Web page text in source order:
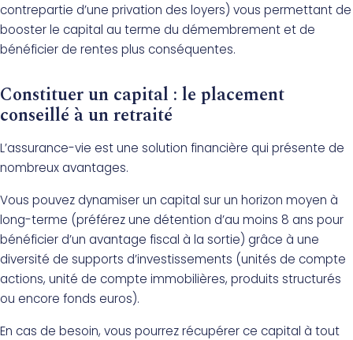
contrepartie d’une privation des loyers) vous permettant de
booster le capital au terme du démembrement et de
bénéficier de rentes plus conséquentes.
Constituer un capital : le placement
conseillé à un retraité
L’assurance-vie est une solution financière qui présente de
nombreux avantages.
Vous pouvez dynamiser un capital sur un horizon moyen à
long-terme (préférez une détention d’au moins 8 ans pour
bénéficier d’un avantage fiscal à la sortie) grâce à une
diversité de supports d’investissements (unités de compte
actions, unité de compte immobilières, produits structurés
ou encore fonds euros).
En cas de besoin, vous pourrez récupérer ce capital à tout